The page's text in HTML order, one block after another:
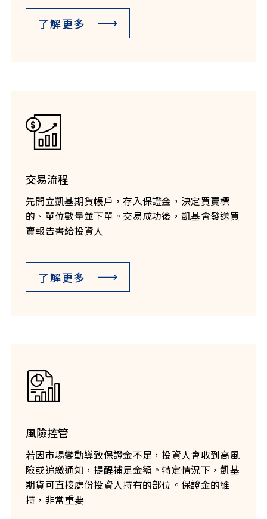
了解更多
交易流程
先開立凱基期貨帳戶，存入保證金，決定買賣標
的、單位數量並下單。交易成功後，凱基會發送買
賣報告書給投資人
了解更多
風險控管
若因市場變動導致保證金不足，投資人會收到高風
險或追繳通知，提醒補足金額。特定情況下，凱基
期貨可直接處份投資人持有的部位。保證金的維
持，非常重要